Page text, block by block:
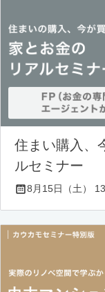
住まい購入、
ルセミナー
8月15日（土）